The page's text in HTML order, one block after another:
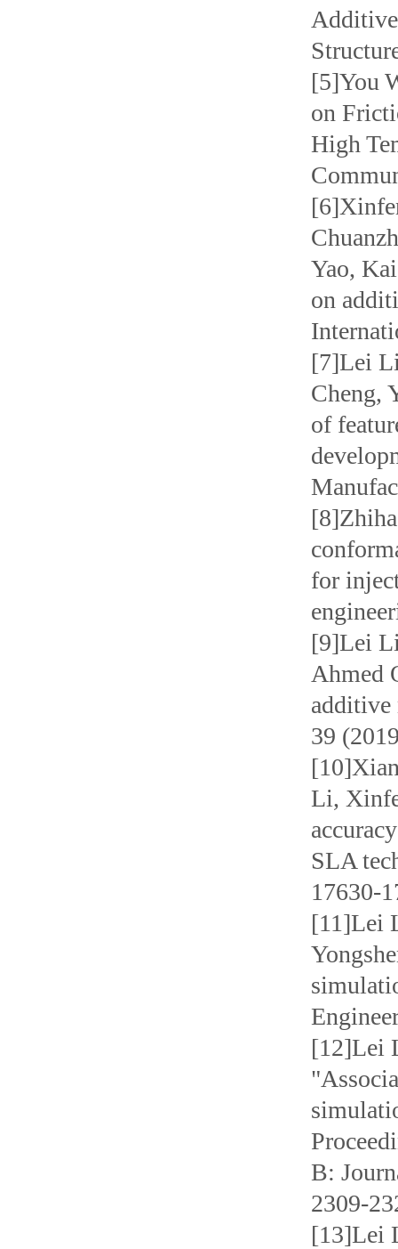
[5]You
on
High
Yao,
on
[7]Lei
Cheng,
of
for
[9]Lei
Ahmed
additive
39
Li,
SLA
17630-
[11]Lei
[12]Lei
B:
2309-
[13]Lei